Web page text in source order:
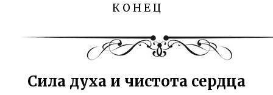
К О Н Е Ц
Сила духа и чистота сердца